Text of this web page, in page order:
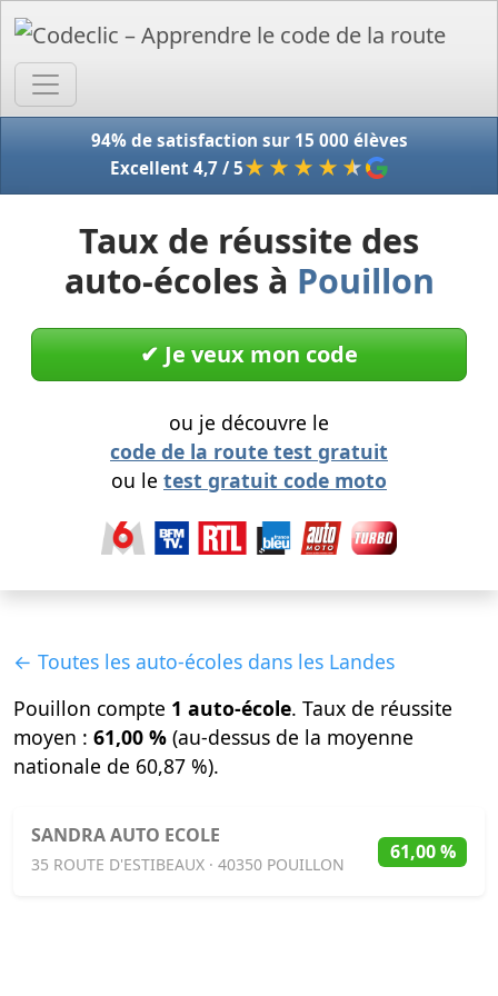
94% de satisfaction sur 15 000 élèves
Excellent 4,7 / 5★★★★ ★
Taux de réussite des
auto-écoles à Pouillon
✔︎ Je veux mon code
ou je découvre le
code de la route test gratuit
ou le test gratuit code moto
← Toutes les auto-écoles dans les Landes
Pouillon compte 1 auto-école. Taux de réussite
moyen : 61,00 % (au-dessus de la moyenne
nationale de 60,87 %).
SANDRA AUTO ECOLE
35 ROUTE D'ESTIBEAUX · 40350 POUILLON
61,00 %